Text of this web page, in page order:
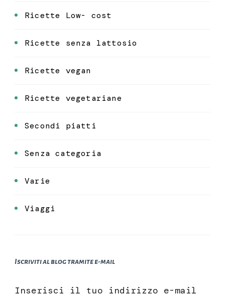
Ricette Low- cost
Ricette senza lattosio
Ricette vegan
Ricette vegetariane
Secondi piatti
Senza categoria
Varie
Viaggi
Iscriviti al blog tramite e-mail
Inserisci il tuo indirizzo e-mail